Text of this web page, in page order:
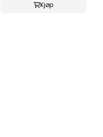
Kjøp